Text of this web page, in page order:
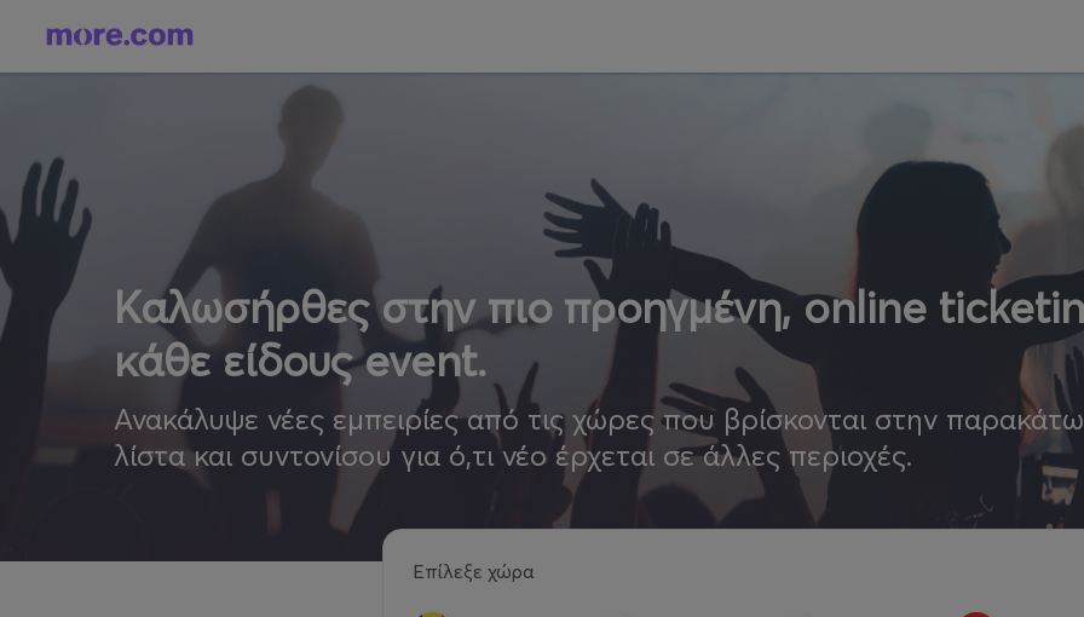
Καλωσήρθες στην πιο προηγμένη, online
κάθε είδους event.
Ανακάλυψε νέες εμπειρίες από τις χώρες που βρίσκονται στην παρακάτω
λίστα και συντονίσου για ό,τι νέο έρχεται σε άλλες περιοχές.
Επίλεξε χώρα